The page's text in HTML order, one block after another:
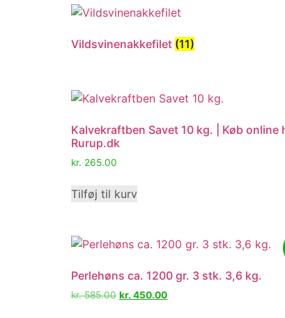
Vildsvinenakkefilet (11)
Kalvekraftben Savet 10 kg. | Køb online
Rurup.dk
kr. 265.00
Tilføj til kurv
Perlehøns ca. 1200 gr. 3 stk. 3,6 kg.
kr.585.00 kr. 450.00